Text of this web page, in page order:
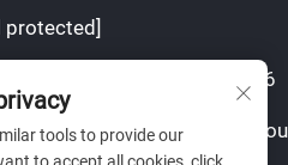
protected]
+86 17765756706
© 2025 firmy Jiangmen
tools to provide our